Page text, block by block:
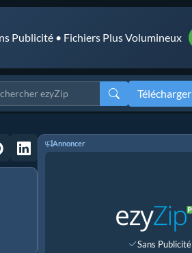
Publicité • Fichiers Plus Volumineux
Télécharger
Annoncer
Sans Publicité